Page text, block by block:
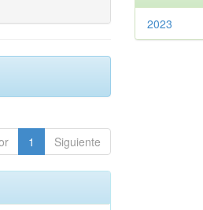
1 Siguiente
2023